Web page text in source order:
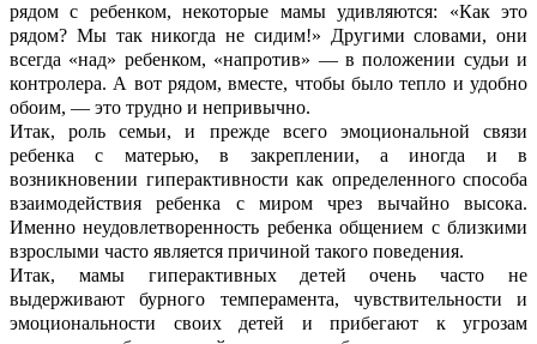
рядом с ребенком, некоторые мамы удивляются: «Как это
рядом? Мы так никогда не сидим!» Другими словами, они
всегда «над» ребенком, «напротив» — в положении судьи и
контролера. А вот рядом, вместе, чтобы было тепло и удобно
обоим, — это трудно и непривычно.
Итак, роль семьи, и прежде всего эмоциональной связи
ребенка с матерью, в закреплении, а иногда и в
возникновении гиперактивности как определенного способа
взаимодействия ребенка с миром чрез вычайно высока.
Именно неудовлетворенность ребенка общением с близкими
взрослыми часто является причиной такого поведения.
Итак, мамы гиперактивных детей очень часто не
выдерживают бурного темперамента, чувствительности и
эмоциональности своих детей и прибегают к угрозам